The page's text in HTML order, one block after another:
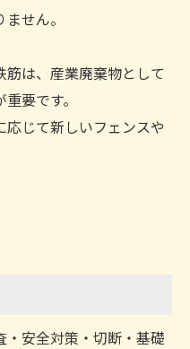
せん。
は、産業廃棄物として
要です。
じて新しいフェンスや
・安全対策・切断・基礎